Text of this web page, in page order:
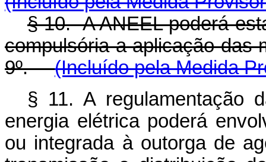
§ 10. A ANEEL poderá
compulsória a aplicação das
9º.(Incluído pela Medida
§ 11. A regulamentação
energia elétrica poderá
ou integrada à outorga de